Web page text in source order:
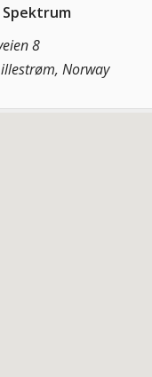
Spektrum
8
Norway